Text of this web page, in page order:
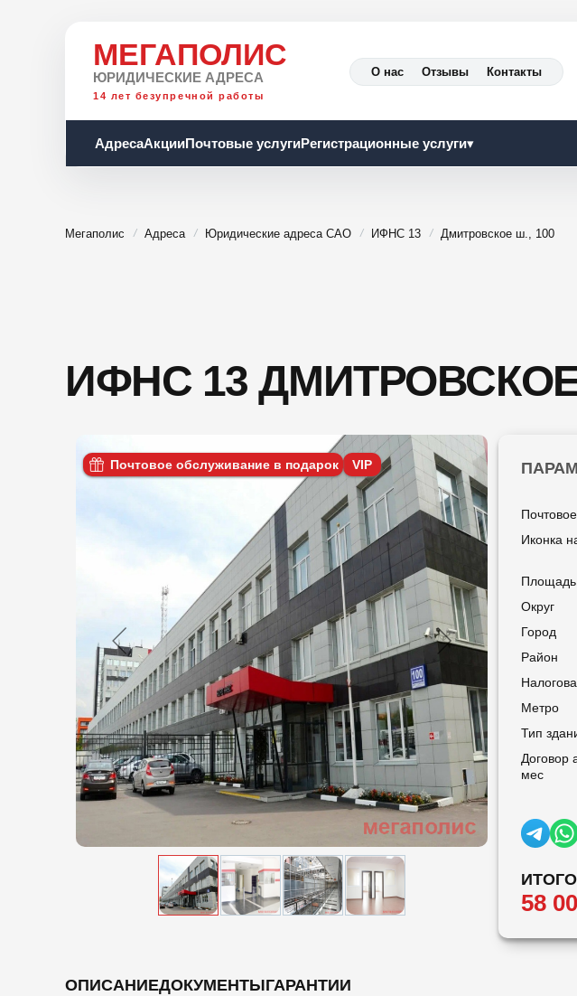
МЕГАПОЛИС
ЮРИДИЧЕСКИЕ АДРЕСА
14 лет безупречной работы
О нас Отзывы Контакты
АдресаАкцииПочтовые услугиРегистрационные услуги▾
Мегаполис Адреса Юридические адреса САО ИФНС 13 Дмитровское ш., 100
ИФНС 13
Почтовое обслуживание в подарок VIP
Иконка
Округ
Город
Район
Метро
Тип
Договор
мес
58
ОПИСАНИЕДОКУМЕНТЫГАРАНТИИ